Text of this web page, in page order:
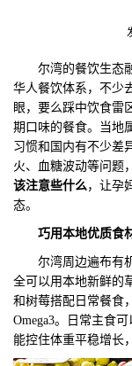
聚
尔湾的餐饮生态融
华人餐饮体系，不少
眼，要么踩中饮食雷
期口味的餐食。当地
习惯和国内有不少差
火、血糖波动等问题
该注意些什么 ，让孕
态。
巧用本地优质食
尔湾周边遍布有机
全可以用本地新鲜的
和树莓搭配日常餐食
Omega3。日常主食
能控住体重平稳增长